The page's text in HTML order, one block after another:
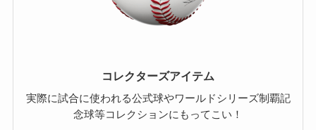
コレクターズアイテム
実際に試合に使われる公式球やワールドシリーズ制覇記
念球等コレクションにもってこい！